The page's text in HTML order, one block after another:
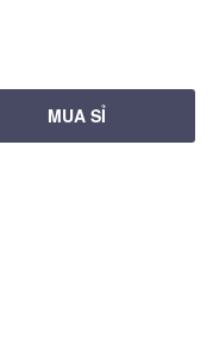
MUA SỈ